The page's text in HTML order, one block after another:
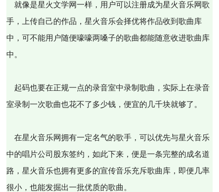
就像是星火文学网一样，用户可以注册成为星火音乐网歌
手，上传自己的作品，星火音乐会择优将作品收到歌曲库
中，可不能用户随便嚎嚎两嗓子的歌曲都能随意收进歌曲库
中。
起码也要在正规一点的录音室中录制歌曲，实际上在录音
室录制一次歌曲也花不了多少钱，便宜的几千块就够了。
在星火音乐网拥有一定名气的歌手，可以优先与星火音乐
中的唱片公司股东签约，如此下来，便是一条完整的成名道
路，星火音乐也拥有更多的宣传音乐充斥歌曲库，即便几率
很小，也能发掘出一批优质的歌曲。